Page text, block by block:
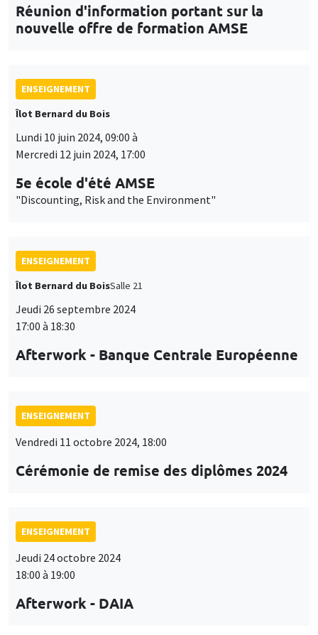
Réunion d'information portant sur la
nouvelle offre de formation AMSE
ENSEIGNEMENT
Îlot Bernard du Bois
Lundi 10 juin 2024, 09:00 à
Mercredi 12 juin 2024, 17:00
5e école d'été AMSE
"Discounting, Risk and the Environment"
ENSEIGNEMENT
Îlot Bernard du BoisSalle 21
Jeudi 26 septembre 2024
17:00 à 18:30
Afterwork - Banque Centrale Européenne
ENSEIGNEMENT
Vendredi 11 octobre 2024, 18:00
Cérémonie de remise des diplômes 2024
ENSEIGNEMENT
Jeudi 24 octobre 2024
18:00 à 19:00
Afterwork - DAIA